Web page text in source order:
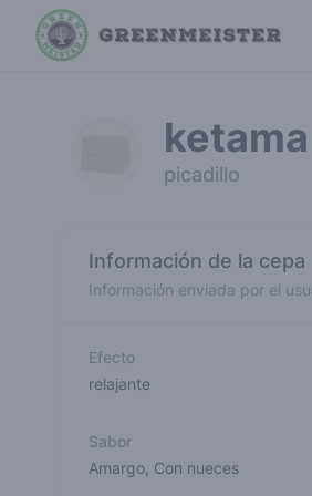
ketama
picadillo
Información de la cepa
Información enviada por el
Efecto
relajante
Sabor
Amargo Con nueces